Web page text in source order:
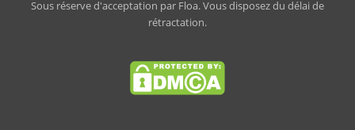
Sous réserve d'acceptation par Floa. Vous disposez du délai de
rétractation.